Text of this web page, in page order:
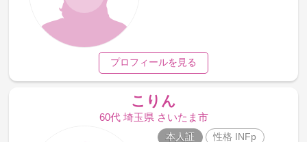
プロフィールを見る
こりん
60代 埼玉県 さいたま市
本人証 性格 INFp